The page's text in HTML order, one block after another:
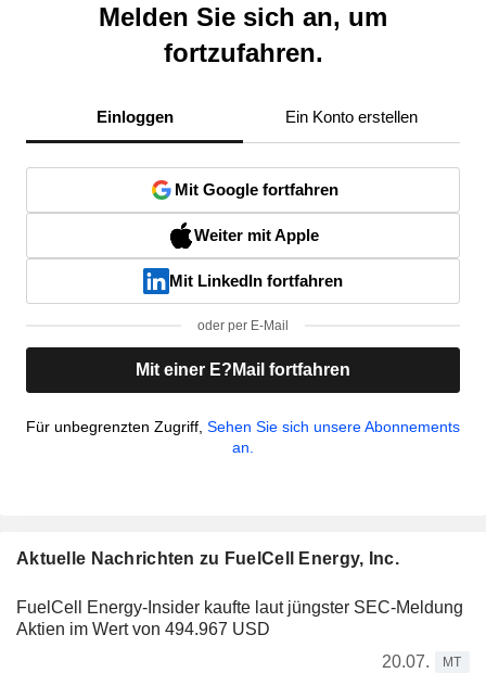
Melden Sie sich an, um
fortzufahren.
Einloggen Ein Konto erstellen
Mit Google fortfahren
Weiter mit Apple
Mit LinkedIn fortfahren
oder per E-Mail
Mit einer E?Mail fortfahren
Für unbegrenzten Zugriff, Sehen Sie sich unsere Abonnements
an.
Aktuelle Nachrichten zu FuelCell Energy, Inc.
FuelCell Energy-Insider kaufte laut jüngster SEC-Meldung
Aktien im Wert von 494.967 USD
20.07.
MT